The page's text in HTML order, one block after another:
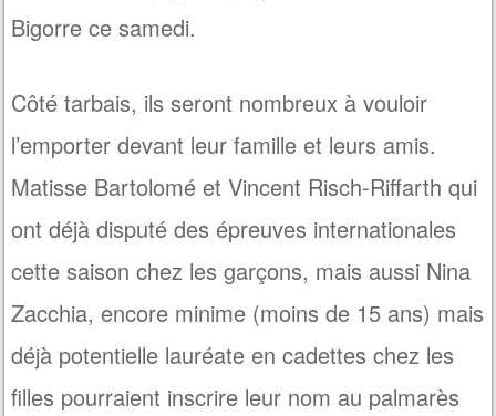
Bigorre ce samedi.
Côté tarbais, ils seront nombreux à vouloir
l’emporter devant leur famille et leurs amis.
Matisse Bartolomé et Vincent Risch-Riffarth qui
ont déjà disputé des épreuves internationales
cette saison chez les garçons, mais aussi Nina
Zacchia, encore minime (moins de 15 ans) mais
déjà potentielle lauréate en cadettes chez les
filles pourraient inscrire leur nom au palmarès